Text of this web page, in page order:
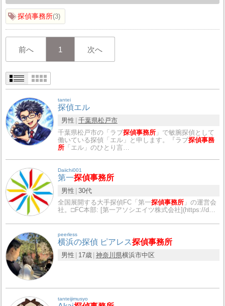
探偵事務所 3
前へ 1 次へ
tantei
探偵エル
男性 千葉県松戸市
千葉県松戸市の「ラブ探偵事務所 」で敏腕探偵として
働いている探偵「エル」と申します。『ラブ探偵事務
所 「エル」のひとり言…
Daiichi001
第一探偵事務所
男性 30代
全国展開する大手探偵FC「第一探偵事務所 」の運営会
社。□FC本部: [第一アソシエイツ株式会社](https://d…
peerless
横浜の探偵 ピアレス探偵事務所
男性 17歳 神奈川県横浜市中区
tanteijimusyo